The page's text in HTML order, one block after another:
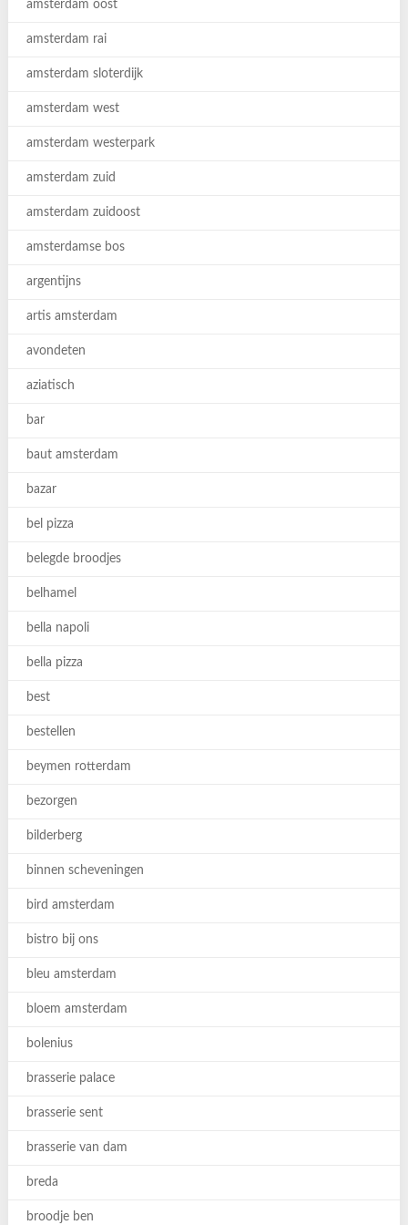
amsterdam oost
amsterdam rai
amsterdam sloterdijk
amsterdam west
amsterdam westerpark
amsterdam zuid
amsterdam zuidoost
amsterdamse bos
argentijns
artis amsterdam
avondeten
aziatisch
bar
baut amsterdam
bazar
bel pizza
belegde broodjes
belhamel
bella napoli
bella pizza
best
bestellen
beymen rotterdam
bezorgen
bilderberg
binnen scheveningen
bird amsterdam
bistro bij ons
bleu amsterdam
bloem amsterdam
bolenius
brasserie palace
brasserie sent
brasserie van dam
breda
broodje ben